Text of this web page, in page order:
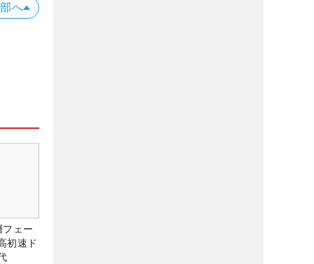
へ
ェー
初速ド